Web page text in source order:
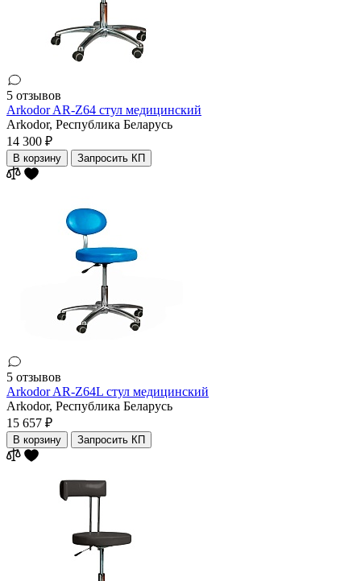
5 отзывов
Arkodor AR-Z64 стул медицинский
Arkodor, Республика Беларусь
14 300 ₽
В корзину Запросить КП
5 отзывов
Arkodor AR-Z64L стул медицинский
Arkodor, Республика Беларусь
15 657 ₽
В корзину Запросить КП